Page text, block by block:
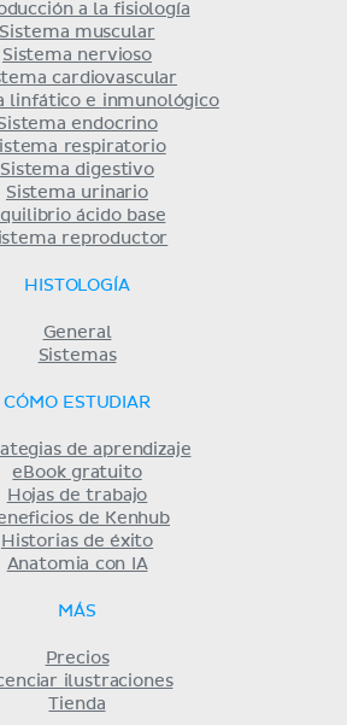
a la fisiología
Sistema muscular
Sistema nervioso
cardiovascular
linfático e inmunológico
endocrino
respiratorio
Sistema digestivo
Sistema urinario
ácido base
reproductor
HISTOLOGÍA
General
Sistemas
CÓMO ESTUDIAR
de aprendizaje
eBook gratuito
Hojas de trabajo
de Kenhub
Historias de éxito
Anatomia con IA
MÁS
Precios
ilustraciones
Tienda